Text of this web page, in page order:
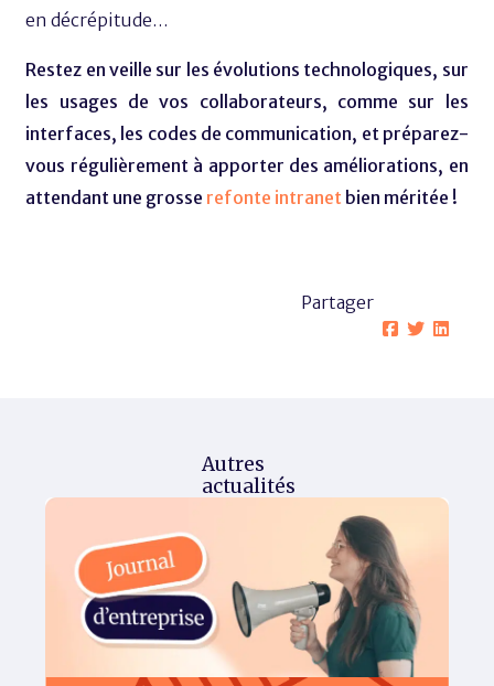
en décrépitude…
Restez en veille sur les évolutions technologiques, sur
les usages de vos collaborateurs, comme sur les
interfaces, les codes de communication, et préparez-
vous régulièrement à apporter des améliorations, en
attendant une grosse refonte intranet bien méritée !
Partager
Autres
actualités